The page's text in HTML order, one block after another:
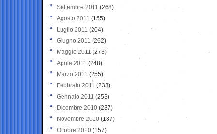
Settembre 2011 (268)
Agosto 2011 (155)
Luglio 2011 (204)
Giugno 2011 (262)
Maggio 2011 (273)
Aprile 2011 (248)
Marzo 2011 (255)
Febbraio 2011 (233)
Gennaio 2011 (253)
Dicembre 2010 (237)
Novembre 2010 (187)
Ottobre 2010 (157)